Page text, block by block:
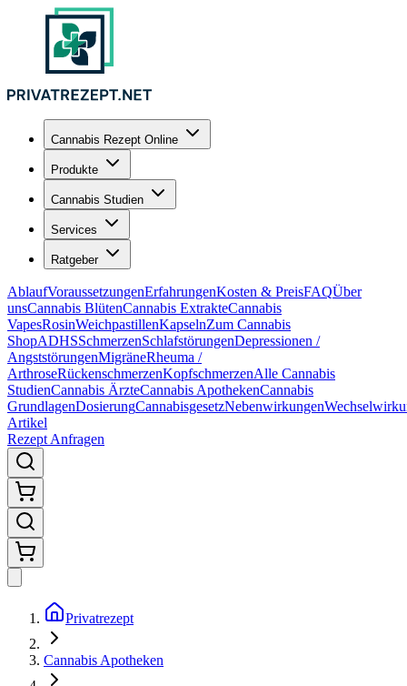
Cannabis Rezept Online
Produkte
Cannabis Studien
Services
Ratgeber
AblaufVoraussetzungenErfahrungenKosten & PreisFAQÜber
unsCannabis BlütenCannabis ExtrakteCannabis
VapesRosinWeichpastillenKapselnZum Cannabis
ShopADHSSchmerzenSchlafstörungenDepressionen /
AngststörungenMigräneRheuma /
ArthroseRückenschmerzenKopfschmerzenAlle Cannabis
StudienCannabis ÄrzteCannabis ApothekenCannabis
GrundlagenDosierungCannabisgesetzNebenwirkungen
Artikel
Rezept Anfragen
Privatrezept
Cannabis Apotheken